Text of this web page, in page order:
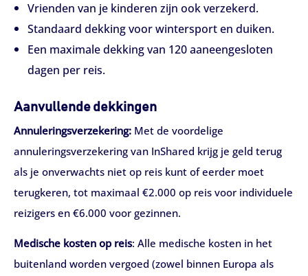
Vrienden van je kinderen zijn ook verzekerd.
Standaard dekking voor wintersport en duiken.
Een maximale dekking van 120 aaneengesloten
dagen per reis.
Aanvullende dekkingen
Annuleringsverzekering: Met de voordelige
annuleringsverzekering van InShared krijg je geld terug
als je onverwachts niet op reis kunt of eerder moet
terugkeren, tot maximaal €2.000 op reis voor individuele
reizigers en €6.000 voor gezinnen.
Medische kosten op reis: Alle medische kosten in het
buitenland worden vergoed (zowel binnen Europa als